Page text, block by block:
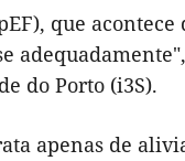
que acontece
do Porto (i3S).
apenas de